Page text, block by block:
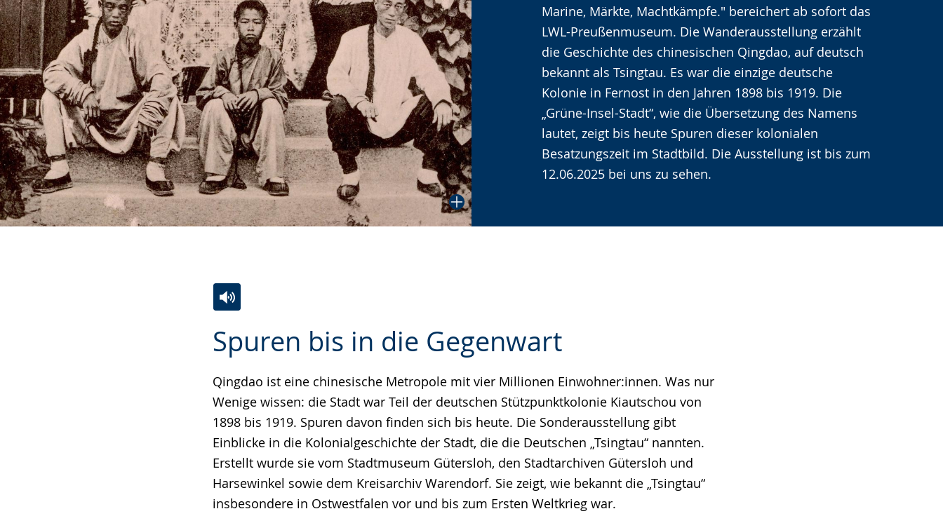
Marine, Märkte, Machtkämpfe." bereichert ab sofort das
LWL-Preußenmuseum. Die Wanderausstellung erzählt
die Geschichte des chinesischen Qingdao, auf deutsch
bekannt als Tsingtau. Es war die einzige deutsche
Kolonie in Fernost in den Jahren 1898 bis 1919. Die
„Grüne-Insel-Stadt“, wie die Übersetzung des Namens
lautet, zeigt bis heute Spuren dieser kolonialen
Besatzungszeit im Stadtbild. Die Ausstellung ist bis zum
12.06.2025 bei uns zu sehen.
angezeigt.
Spuren bis in die Gegenwart
Qingdao ist eine chinesische Metropole mit vier Millionen Einwohner:innen. Was nur
Wenige wissen: die Stadt war Teil der deutschen Stützpunktkolonie Kiautschou von
1898 bis 1919. Spuren davon finden sich bis heute. Die Sonderausstellung gibt
Einblicke in die Kolonialgeschichte der Stadt, die die Deutschen „Tsingtau“ nannten.
Erstellt wurde sie vom Stadtmuseum Gütersloh, den Stadtarchiven Gütersloh und
Harsewinkel sowie dem Kreisarchiv Warendorf. Sie zeigt, wie bekannt die „Tsingtau“
insbesondere in Ostwestfalen vor und bis zum Ersten Weltkrieg war.
Leichten
Sprache
wechseln.
Audio-
Unterstützung.
Video
Deutscher
Gebärdensprache
wird
angezeigt.